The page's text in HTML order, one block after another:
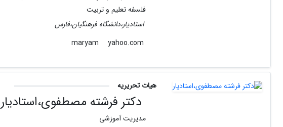
فلسفه تعلیم و تربیت
استادیار،دانشگاه فرهنگیان،فارس
yahoo.com
هیات تحریریه
دکتر فرشته مصطفوی،استادیار
مدیریت آموزشی